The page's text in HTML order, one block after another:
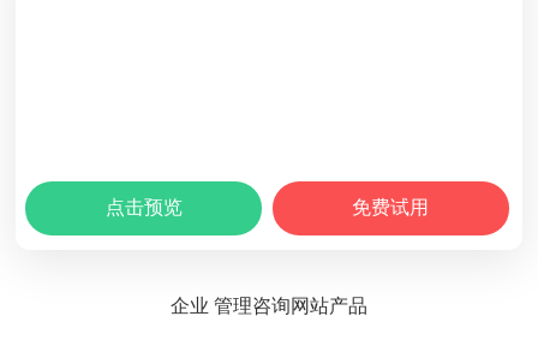
点击预览 免费试用
企业 管理咨询网站产品